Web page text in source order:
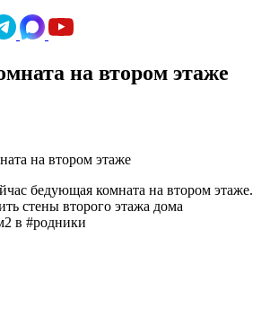
на втором этаже
на втором этаже
бедующая комната на втором этаже.
стены второго этажа дома
в #родники